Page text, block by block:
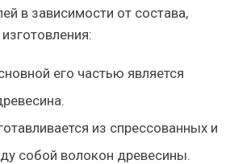
в зависимости от состава,
его частью является
из спрессованных и
собой волокон древесины.